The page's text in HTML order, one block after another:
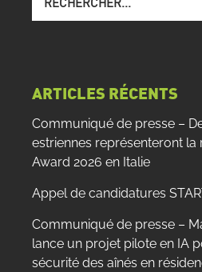
sur
ARTICLES RÉCENTS
Communiqué de presse –
estriennes représenteront
Award 2026 en Italie
Appel de candidatures
Communiqué de presse –
lance un projet pilote en IA
sécurité des aînés en